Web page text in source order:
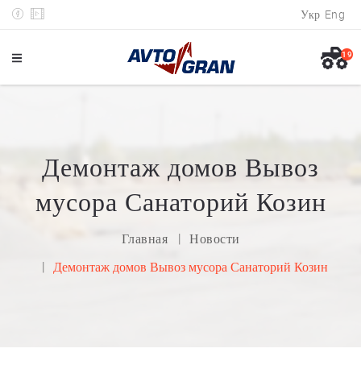
Укр Eng
19
Демонтаж домов Вывоз
мусора Санаторий Козин
Главная
Новости
Демонтаж домов Вывоз мусора Санаторий Козин